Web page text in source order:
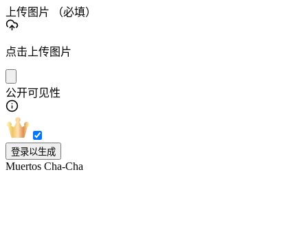
上传图片 （必填）
点击上传图片
公开可见性
登录以生成
Muertos Cha-Cha